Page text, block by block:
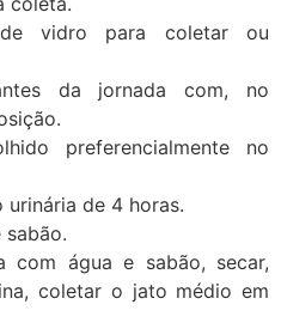
vidro para coletar ou
da jornada com, no
preferencialmente no
urinária de 4 horas.
sabão.
com água e sabão, secar,
coletar o jato médio em